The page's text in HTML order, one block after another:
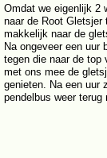
Omdat we eigenlijk 2
naar de Root Gletsjer
makkelijk naar de
Na ongeveer een uur
tegen die naar de top
met ons mee de
genieten. Na een uur
pendelbus weer terug